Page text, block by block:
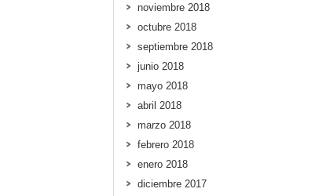
noviembre 2018
octubre 2018
septiembre 2018
junio 2018
mayo 2018
abril 2018
marzo 2018
febrero 2018
enero 2018
diciembre 2017